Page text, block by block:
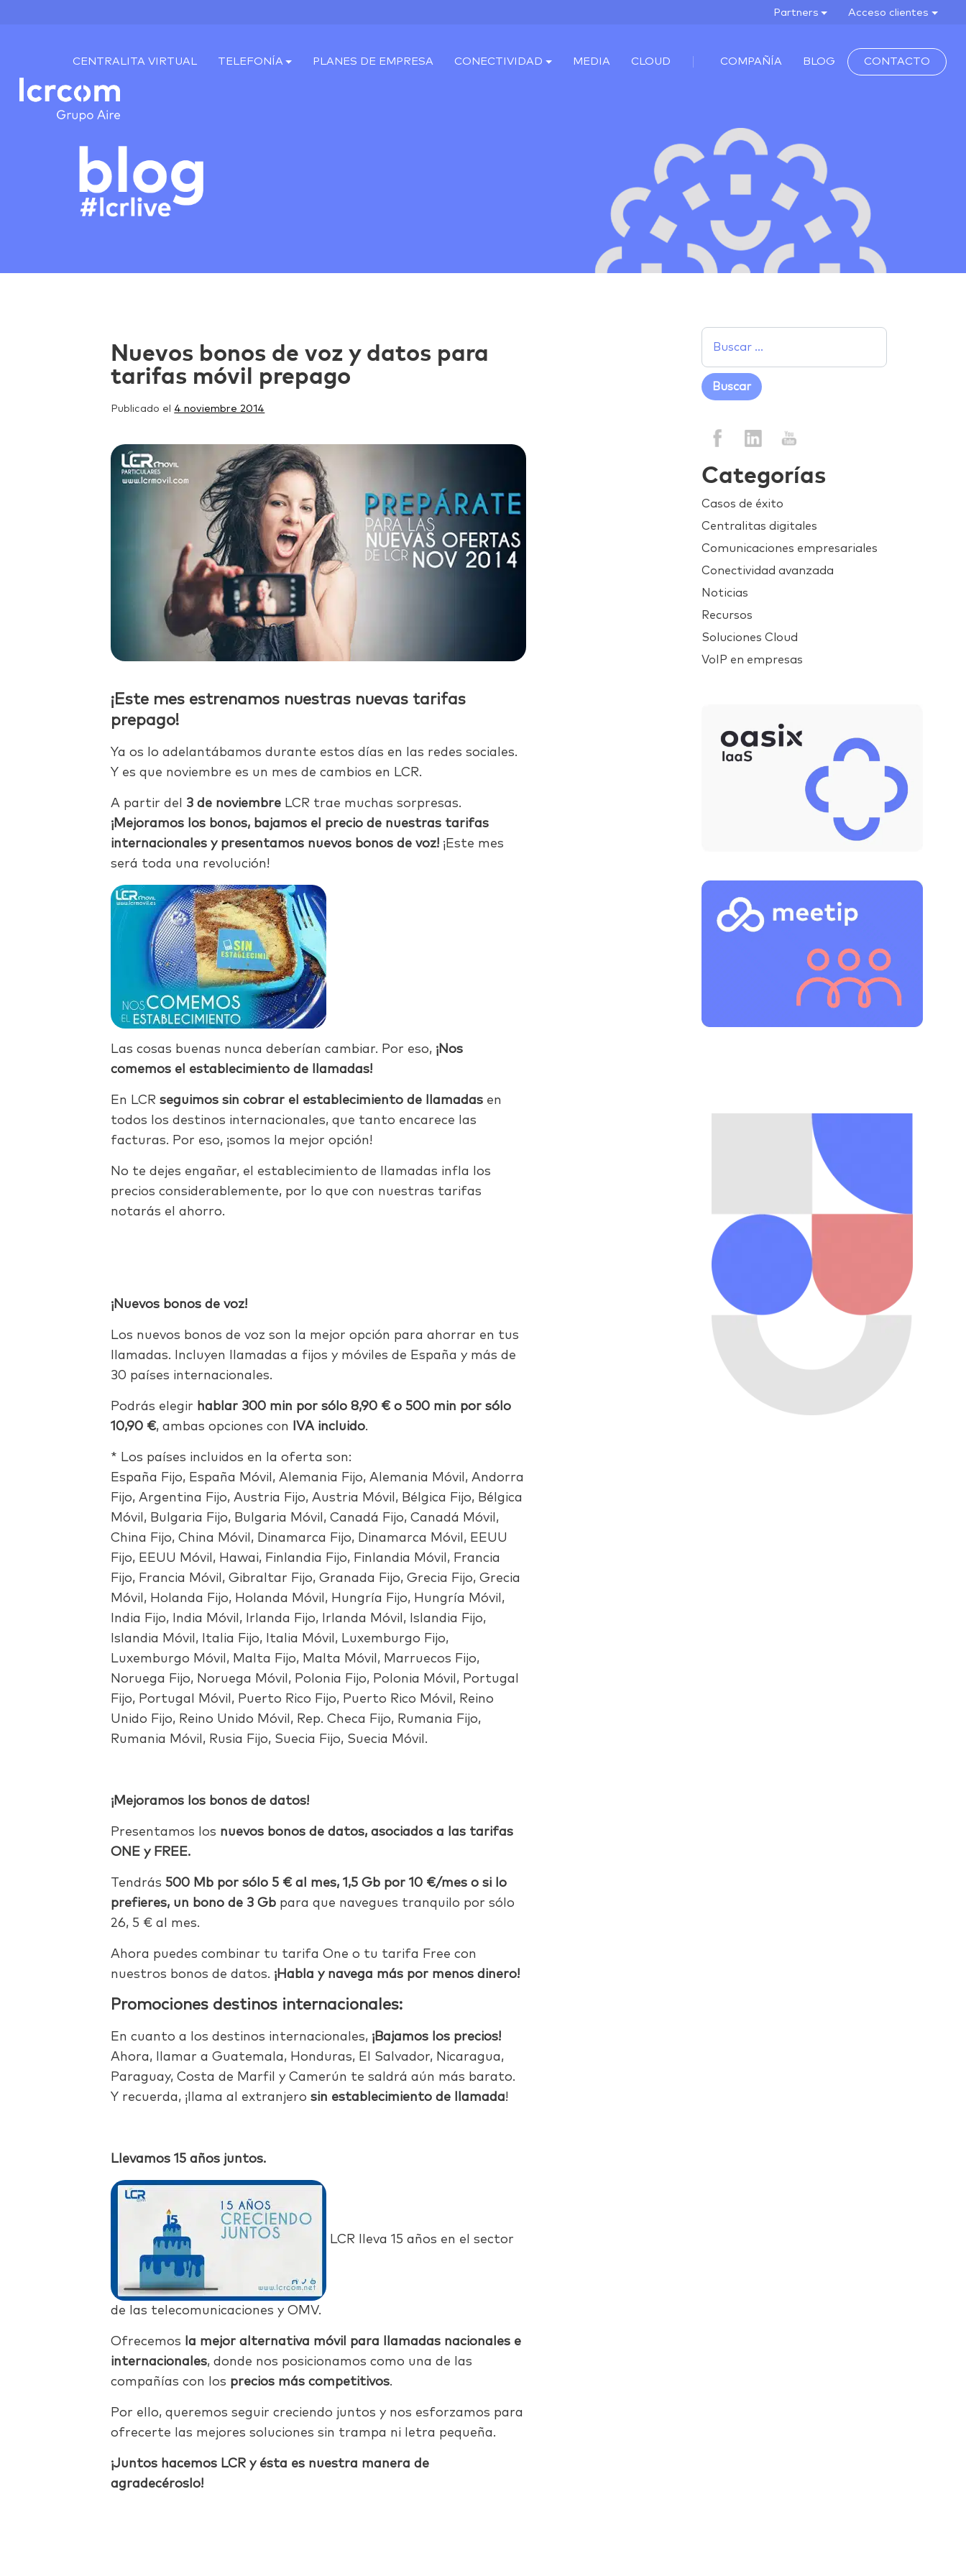
Partners Acceso clientes
CENTRALITA VIRTUAL TELEFONÍA PLANES DE EMPRESA CONECTIVIDAD MEDIA CLOUD COMPAÑÍA BLOG CONTACTO
Nuevos bonos de voz y datos para
tarifas móvil prepago
Publicado el 4 noviembre 2014
¡Este mes estrenamos nuestras nuevas tarifas
prepago!
Ya os lo adelantábamos durante estos días en las redes sociales.
Y es que noviembre es un mes de cambios en LCR.
A partir del 3 de noviembre LCR trae muchas sorpresas.
¡Mejoramos los bonos, bajamos el precio de nuestras tarifas
internacionales y presentamos nuevos bonos de voz! ¡Este mes
será toda una revolución!
Las cosas buenas nunca deberían cambiar. Por eso, ¡Nos
comemos el establecimiento de llamadas!
En LCR seguimos sin cobrar el establecimiento de llamadas en
todos los destinos internacionales, que tanto encarece las
facturas. Por eso, ¡somos la mejor opción!
No te dejes engañar, el establecimiento de llamadas infla los
precios considerablemente, por lo que con nuestras tarifas
notarás el ahorro.
¡Nuevos bonos de voz!
Los nuevos bonos de voz son la mejor opción para ahorrar en tus
llamadas. Incluyen llamadas a fijos y móviles de España y más de
30 países internacionales.
Podrás elegir hablar 300 min por sólo 8,90 € o 500 min por sólo
10,90 €, ambas opciones con IVA incluido.
* Los países incluidos en la oferta son:
España Fijo, España Móvil, Alemania Fijo, Alemania Móvil, Andorra
Fijo, Argentina Fijo, Austria Fijo, Austria Móvil, Bélgica Fijo, Bélgica
Móvil, Bulgaria Fijo, Bulgaria Móvil, Canadá Fijo, Canadá Móvil,
China Fijo, China Móvil, Dinamarca Fijo, Dinamarca Móvil, EEUU
Fijo, EEUU Móvil, Hawai, Finlandia Fijo, Finlandia Móvil, Francia
Fijo, Francia Móvil, Gibraltar Fijo, Granada Fijo, Grecia Fijo, Grecia
Móvil, Holanda Fijo, Holanda Móvil, Hungría Fijo, Hungría Móvil,
India Fijo, India Móvil, Irlanda Fijo, Irlanda Móvil, Islandia Fijo,
Islandia Móvil, Italia Fijo, Italia Móvil, Luxemburgo Fijo,
Luxemburgo Móvil, Malta Fijo, Malta Móvil, Marruecos Fijo,
Noruega Fijo, Noruega Móvil, Polonia Fijo, Polonia Móvil, Portugal
Fijo, Portugal Móvil, Puerto Rico Fijo, Puerto Rico Móvil, Reino
Unido Fijo, Reino Unido Móvil, Rep. Checa Fijo, Rumania Fijo,
Rumania Móvil, Rusia Fijo, Suecia Fijo, Suecia Móvil.
¡Mejoramos los bonos de datos!
Presentamos los nuevos bonos de datos, asociados a las tarifas
ONE y FREE.
Tendrás 500 Mb por sólo 5 € al mes, 1,5 Gb por 10 €/mes o si lo
prefieres, un bono de 3 Gb para que navegues tranquilo por sólo
26, 5 € al mes.
Ahora puedes combinar tu tarifa One o tu tarifa Free con
nuestros bonos de datos. ¡Habla y navega más por menos dinero!
Promociones destinos internacionales:
En cuanto a los destinos internacionales, ¡Bajamos los precios!
Ahora, llamar a Guatemala, Honduras, El Salvador, Nicaragua,
Paraguay, Costa de Marfil y Camerún te saldrá aún más barato.
Y recuerda, ¡llama al extranjero sin establecimiento de llamada!
Llevamos 15 años juntos.
LCR lleva 15 años en el sector
de las telecomunicaciones y OMV.
Ofrecemos la mejor alternativa móvil para llamadas nacionales e
internacionales, donde nos posicionamos como una de las
compañías con los precios más competitivos.
Por ello, queremos seguir creciendo juntos y nos esforzamos para
ofrecerte las mejores soluciones sin trampa ni letra pequeña.
¡Juntos hacemos LCR y ésta es nuestra manera de
agradecéroslo!
Categorías
Casos de éxito
Centralitas digitales
Comunicaciones empresariales
Conectividad avanzada
Noticias
Recursos
Soluciones Cloud
VoIP en empresas